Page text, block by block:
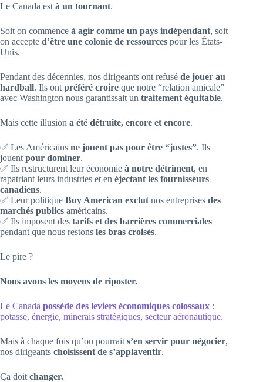
Le Canada est à un tournant.
Soit on commence à agir comme un pays indépendant, soit
on accepte d’être une colonie de ressources pour les États-
Unis.
Pendant des décennies, nos dirigeants ont refusé de jouer au
hardball. Ils ont préféré croire que notre “relation amicale”
avec Washington nous garantissait un traitement équitable.
Mais cette illusion a été détruite, encore et encore.
✅ Les Américains ne jouent pas pour être “justes”. Ils
jouent pour dominer.
✅ Ils restructurent leur économie à notre détriment, en
rapatriant leurs industries et en éjectant les fournisseurs
canadiens.
✅ Leur politique Buy American exclut nos entreprises des
marchés publics américains.
✅ Ils imposent des tarifs et des barrières commerciales
pendant que nous restons les bras croisés.
Le pire ?
Nous avons les moyens de riposter.
Le Canada possède des leviers économiques colossaux :
potasse, énergie, minerais stratégiques, secteur aéronautique.
Mais à chaque fois qu’on pourrait s’en servir pour négocier,
nos dirigeants choisissent de s’applaventir.
Ça doit changer.